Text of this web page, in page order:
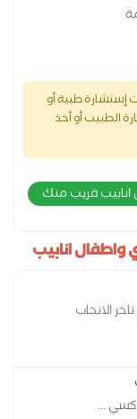
إستشارة طبية أو
الطبيب أو أخذ
قريب منك
انابيب
الانجاب
...